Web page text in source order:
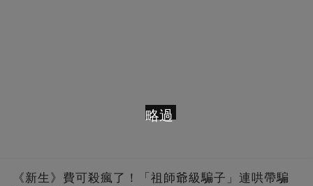
《新生》費可殺瘋了！「祖師爺級騙子」連哄帶騙
略過